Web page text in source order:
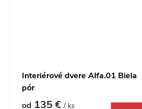
Interiérové dvere Alfa.01 Biela
pór
od 135 €/ ks